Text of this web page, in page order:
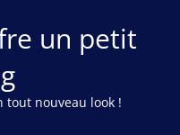
un petit
tout nouveau look !